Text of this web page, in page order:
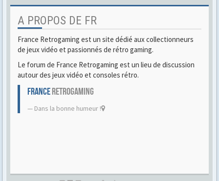
A PROPOS DE FR
France Retrogaming est un site dédié aux collectionneurs
de jeux vidéo et passionnés de rétro gaming.
Le forum de France Retrogaming est un lieu de discussion
autour des jeux vidéo et consoles rétro.
FRANCERETROGAMING
Dans la bonne humeur !